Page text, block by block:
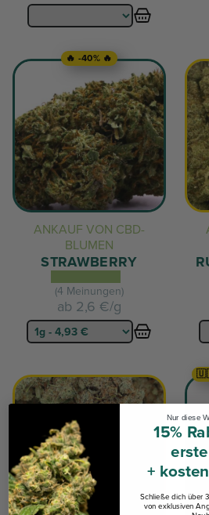
🔥 -40% 🔥
ANKAUF VON CBD-
BLUMEN
STRAWBERRY
(4 Meinungen)
ab 2,6 €/g
Nur diese
15%
+
Schließe dich über
von exklusiven